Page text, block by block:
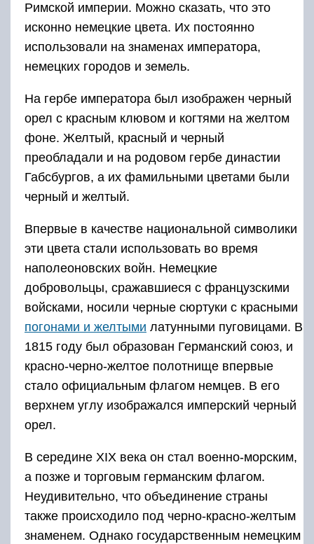
Римской империи. Можно сказать, что это
исконно немецкие цвета. Их постоянно
использовали на знаменах императора,
немецких городов и земель.
На гербе императора был изображен черный
орел с красным клювом и когтями на желтом
фоне. Желтый, красный и черный
преобладали и на родовом гербе династии
Габсбургов, а их фамильными цветами были
черный и желтый.
Впервые в качестве национальной символики
эти цвета стали использовать во время
наполеоновских войн. Немецкие
добровольцы, сражавшиеся с французскими
войсками, носили черные сюртуки с красными
погонами и желтыми латунными пуговицами. В
1815 году был образован Германский союз, и
красно-черно-желтое полотнище впервые
стало официальным флагом немцев. В его
верхнем углу изображался имперский черный
орел.
В середине XIX века он стал военно-морским,
а позже и торговым германским флагом.
Неудивительно, что объединение страны
также происходило под черно-красно-желтым
знаменем. Однако государственным немецким